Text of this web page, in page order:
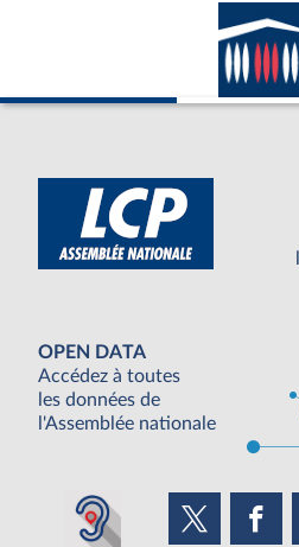
OPEN DATA
Accédez à toutes
les données de
l'Assemblée nationale